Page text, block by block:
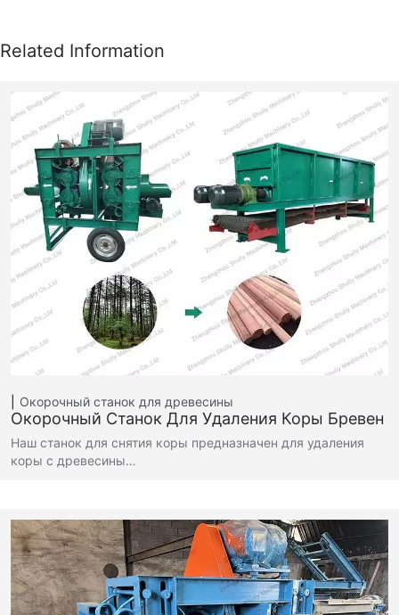
Окорочный станок для древесины
Окорочный Станок Для Удаления Коры Бревен
Наш станок для снятия коры предназначен для удаления
коры с древесины…